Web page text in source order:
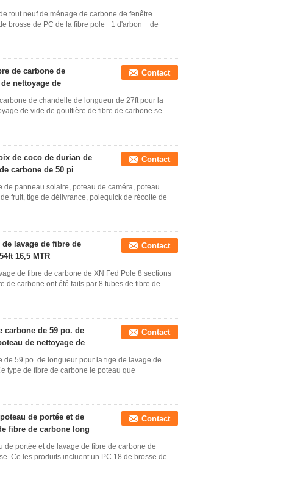
tout neuf de ménage de carbone de fenêtre
brosse de PC de la fibre pole+ 1 d'arbon + de
de carbone de
nettoyage de
Contact
de chandelle de longueur de 27ft pour la
de vide de gouttière de fibre de carbone se ...
de coco de durian de
carbone de 50 pi
Contact
de panneau solaire, poteau de caméra, poteau
fruit, tige de délivrance, polequick de récolte de
lavage de fibre de
16,5 MTR
Contact
de fibre de carbone de XN Fed Pole 8 sections
de carbone ont été faits par 8 tubes de fibre de ...
carbone de 59 po. de
de nettoyage de
Contact
59 po. de longueur pour la tige de lavage de
type de fibre de carbone le poteau que
de portée et de
fibre de carbone long
Contact
portée et de lavage de fibre de carbone de
Ce les produits incluent un PC 18 de brosse de